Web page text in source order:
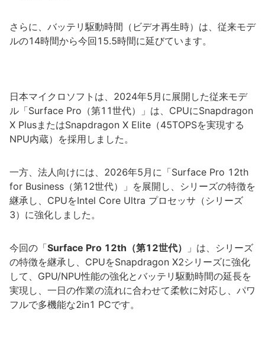
さらに、バッテリ駆動時間（ビデオ再生時）は、従来モデ
ルの14時間から今回15.5時間に延びています。
日本マイクロソフトは、2024年5月に展開した従来モデ
ル「Surface Pro（第11世代）」は、CPUにSnapdragon
X PlusまたはSnapdragon X Elite（45TOPSを実現する
NPU内蔵）を採用しました。
一方、法人向けには、2026年5月に「Surface Pro 12th
for Business（第12世代）」を展開し、シリーズの特徴を
継承し、CPUをIntel Core Ultra プロセッサ（シリーズ
3）に強化しました。
今回の「Surface Pro 12th（第12世代）
」は、シリーズ
の特徴を継承し、CPUをSnapdragon X2シリーズに強化
して、GPU/NPU性能の強化とバッテリ駆動時間の延長を
実現し、一日の作業の流れに合わせて柔軟に対応し、パワ
フルで多機能な2in1 PCです。